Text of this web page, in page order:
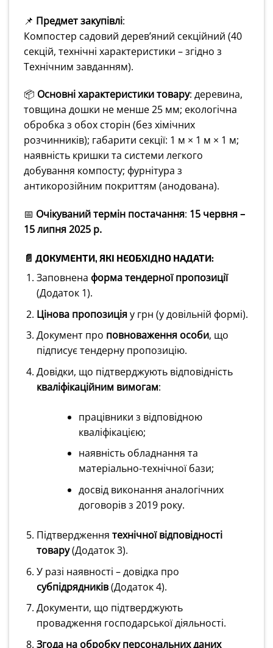
📌 Предмет закупівлі:
Компостер садовий дерев’яний секційний (40
секцій, технічні характеристики – згідно з
Технічним завданням).
📦 Основні характеристики товару: деревина,
товщина дошки не менше 25 мм; екологічна
обробка з обох сторін (без хімічних
розчинників); габарити секції: 1 м × 1 м × 1 м;
наявність кришки та системи легкого
добування компосту; фурнітура з
антикорозійним покриттям (анодована).
📅 Очікуваний термін постачання: 15 червня –
15 липня 2025 р.
📄 ДОКУМЕНТИ, ЯКІ НЕОБХІДНО НАДАТИ:
Заповнена форма тендерної пропозиції
(Додаток 1).
Цінова пропозиціяу грн (у довільній формі).
Документ про повноваження особи, що
підписує тендерну пропозицію.
Довідки, що підтверджують відповідність
кваліфікаційним вимогам:
працівники з відповідною
кваліфікацією;
наявність обладнання та
матеріально-технічної бази;
досвід виконання аналогічних
договорів з 2019 року.
Підтвердження технічної відповідності
товару(Додаток 3).
У разі наявності – довідка про
субпідрядників(Додаток 4).
Документи, що підтверджують
провадження господарської діяльності.
Згода на обробку персональних даних